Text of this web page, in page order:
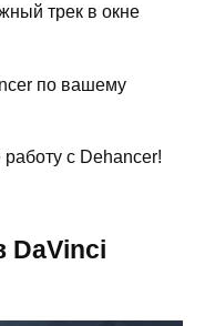
трек в окне
по вашему
с Dehancer!
DaVinci